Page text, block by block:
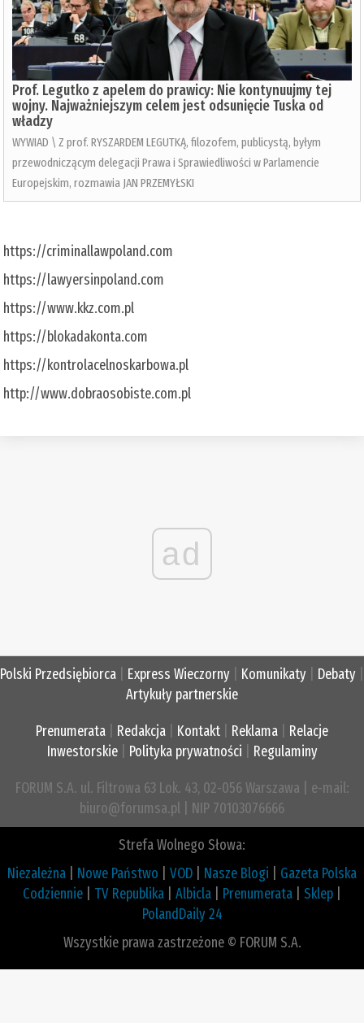
Prof. Legutko z apelem do prawicy: Nie kontynuujmy tej
wojny. Najważniejszym celem jest odsunięcie Tuska od
władzy
WYWIAD \ Z prof. RYSZARDEM LEGUTKĄ, filozofem, publicystą, byłym
przewodniczącym delegacji Prawa i Sprawiedliwości w Parlamencie
Europejskim, rozmawia JAN PRZEMYŁSKI
https://criminallawpoland.com
https://lawyersinpoland.com
https://www.kkz.com.pl
https://blokadakonta.com
https://kontrolacelnoskarbowa.pl
http://www.dobraosobiste.com.pl
ad
Polski Przedsiębiorca Express Wieczorny Komunikaty Debaty
Artykuły partnerskie
Prenumerata Redakcja Kontakt Reklama
Relacje
Inwestorskie| Polityka prywatności Regulaminy
FORUM S.A. ul. Filtrowa 63 Lok. 43, 02-056 Warszawa | e-mail:
biuro@forumsa.pl | NIP 70103076666
Strefa Wolnego Słowa:
Niezależna
Nowe Państwo VOD Nasze Blogi
Gazeta Polska
Codziennie
TV Republika Albicla Prenumerata Sklep
PolandDaily 24
Wszystkie prawa zastrzeżone © FORUM S.A.